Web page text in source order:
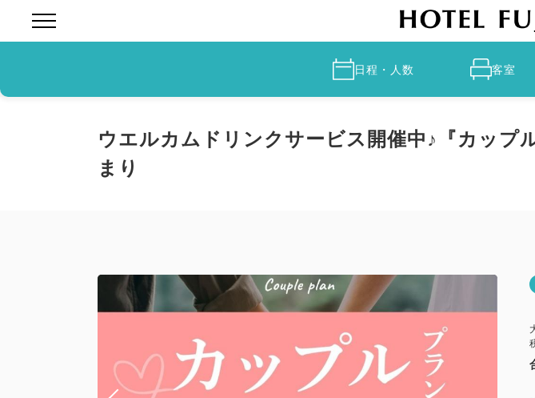
日程・人数 客室
ウエルカムドリンクサービス開催中♪『カップ
まり